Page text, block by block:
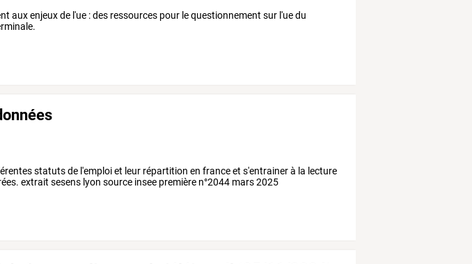
aux enjeux de l'ue : des ressources pour le questionnement sur l'ue du
statuts de l'emploi et leur répartition en france et s'entrainer à la lecture
extrait sesens lyon source insee première n°2044 mars 2025